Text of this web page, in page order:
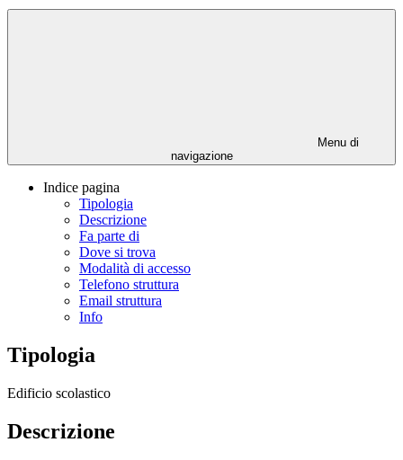
Menu di
navigazione
Indice pagina
Tipologia
Descrizione
Fa parte di
Dove si trova
Modalità di accesso
Telefono struttura
Email struttura
Info
Tipologia
Edificio scolastico
Descrizione